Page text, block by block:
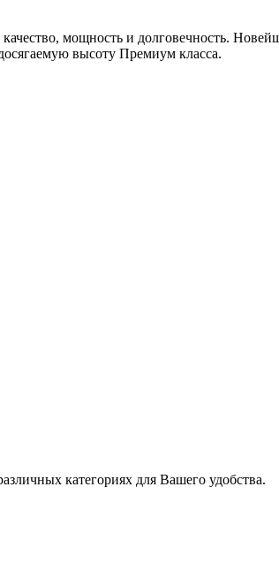
мощность и долговечность.
высоту Премиум класса.
категориях для Вашего удобства.